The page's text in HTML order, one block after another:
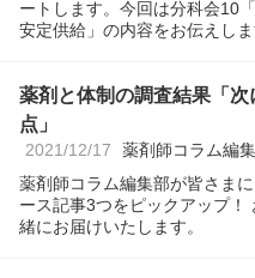
ートします。今回は分科会10
安定供給」の内容をお伝えしま
薬剤と体制の調査結果「次
点」
2021/12/17 薬剤師コラム編
薬剤師コラム編集部が皆さま
ース記事3つをピックアップ！
緒にお届けいたします。